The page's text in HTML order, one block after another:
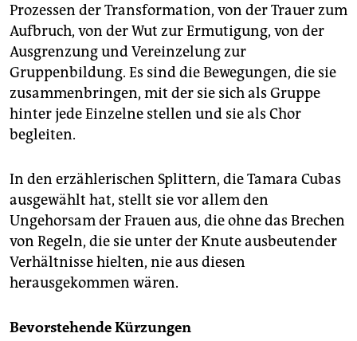
Prozessen der Transformation, von der Trauer zum
Aufbruch, von der Wut zur Ermutigung, von der
Ausgrenzung und Vereinzelung zur
Gruppenbildung. Es sind die Bewegungen, die sie
zusammenbringen, mit der sie sich als Gruppe
hinter jede Einzelne stellen und sie als Chor
begleiten.
In den erzählerischen Splittern, die Tamara Cubas
ausgewählt hat, stellt sie vor allem den
Ungehorsam der Frauen aus, die ohne das Brechen
von Regeln, die sie unter der Knute ausbeutender
Verhältnisse hielten, nie aus diesen
herausgekommen wären.
Bevorstehende Kürzungen